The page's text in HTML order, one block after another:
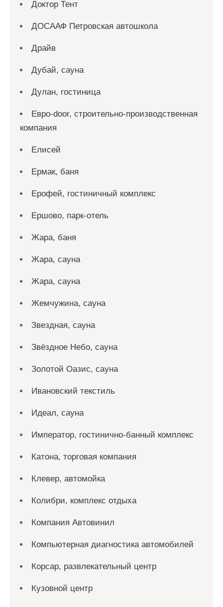
Доктор Тент
ДОСААФ Петровская автошкола
Драйв
Дубай, сауна
Дулан, гостиница
Евро-door, строительно-производственная
компания
Елисей
Ермак, баня
Ерофей, гостиничный комплекс
Ершово, парк-отель
Жара, баня
Жара, сауна
Жара, сауна
Жемчужина, сауна
Звездная, сауна
Звёздное Небо, сауна
Золотой Оазис, сауна
Ивановский текстиль
Идеал, сауна
Император, гостинично-банный комплекс
Катона, торговая компания
Клевер, автомойка
Колибри, комплекс отдыха
Компания Автовинил
Компьютерная диагностика автомобилей
Корсар, развлекательный центр
Кузовной центр